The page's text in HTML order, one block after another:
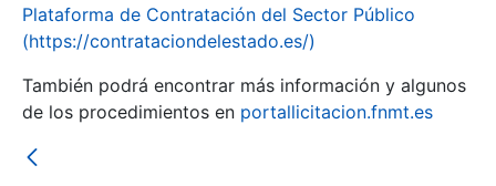
Plataforma de Contratación del Sector Público
(https://contrataciondelestado.es/)
También podrá encontrar más información y algunos
de los procedimientos en portallicitacion.fnmt.es